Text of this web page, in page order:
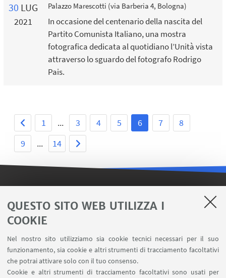
QUESTO SITO WEB UTILIZZA I
COOKIE
Nel nostro sito utilizziamo sia cookie tecnici necessari per il suo
funzionamento, sia cookie e altri strumenti di tracciamento facoltativi
che potrai attivare solo con il tuo consenso.
Cookie e altri strumenti di tracciamento facoltativi sono usati per
30 LUG
2021
Palazzo Marescotti (via Barberia 4, Bologna)
In occasione del centenario della nascita del
Partito Comunista Italiano, una mostra
fotografica dedicata al quotidiano l’Unità vista
attraverso lo sguardo del fotografo Rodrigo
Pais.
1 ... 3 4 5 6 7
8
9
... 14
Contatti
Carta dei servizi